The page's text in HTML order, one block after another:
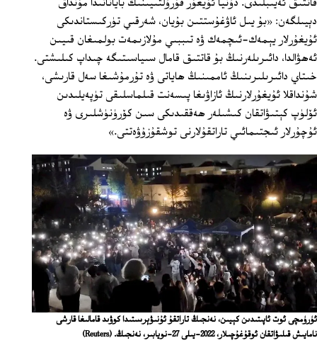
قاتتىق ئەيىبلىدى. دۇنيا ئۇيغۇر قۇرۇلتىيىنىڭ باياناتىدا مۇنداق
دېيىلگەن: «بۇ يىل ئاۋغۇستتىن بۇيان، شەرقىي تۈركىستاندىكى
ئۇيغۇرلار يېمەك-ئىچمەك ۋە تىببىي مۇلازىمەت بولمىغان قىيىن
ئەھۋالدا، دائىرىلەرنىڭ بۇ قاتتىق قامال سىياسىتىگە چىداپ كىلىشتى.
خىتاي دائىرىلىرىنىڭ ئاممىنىڭ ھاياتى ۋە تۇرمۇشىغا سەل قارىشى،
شۇنداقلا ئۇيغۇرلارنىڭ ئازاۋىغا پىسەنت قىلماسلىقى تۈپەيلىدىن
ئۆلۈپ كېتىۋاتقان كىشىلەر ھەققىدىكى سىن كۆرۈنۈشلىرى ۋە
ئۇچۇرلار ئىجتىمائىي تاراتقۇلارنى توشقۇزۇۋەتتى.»
ئۈرۈمچى ئوت ئاپىتىدىن كېيىن، نەنجىڭ تاراتقۇ ئۇنىۋېرسىتىدا كوۋىد قامالىغا قارشى
نامايىش قىلىۋاتقان ئوقۇغۇچىلار، 2022-يىلى 27-نويابىر، نەنجىڭ.
(Reuters)